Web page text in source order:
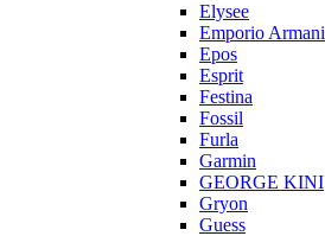
Elysee
Emporio Armani
Epos
Esprit
Festina
Fossil
Furla
Garmin
GEORGE KINI
Gryon
Guess